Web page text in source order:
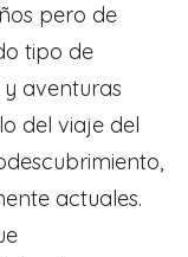
pero de
tipo de
aventuras
del viaje del
actuales.